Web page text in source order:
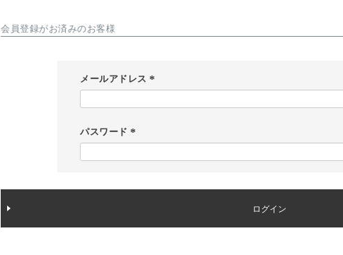
会員登録がお済みのお客様
メールアドレス
(
必
パスワード
(
必
)
ログイン